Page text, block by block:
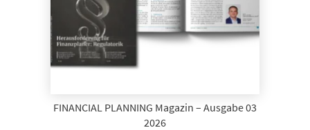
FINANCIAL PLANNING Magazin – Ausgabe 03
2026